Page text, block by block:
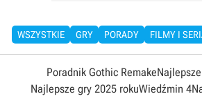
WSZYSTKIE GRY PORADY FILMY I
Poradnik Gothic Remake
Najlepsze gry 2025 rokuWiedźmin 4